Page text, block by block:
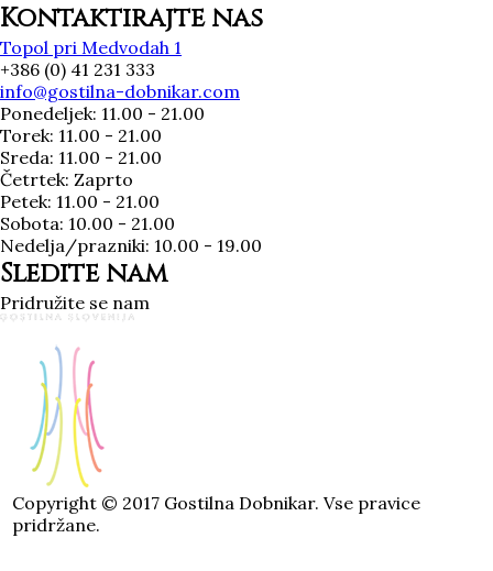
Kontaktirajte nas
Topol pri Medvodah 1
+386 (0) 41 231 333
info@gostilna-dobnikar.com
Ponedeljek: 11.00 - 21.00
Torek: 11.00 - 21.00
Sreda: 11.00 - 21.00
Četrtek: Zaprto
Petek: 11.00 - 21.00
Sobota: 10.00 - 21.00
Nedelja/prazniki: 10.00 - 19.00
Sledite nam
Pridružite se nam
Copyright © 2017 Gostilna Dobnikar. Vse pravice
pridržane.